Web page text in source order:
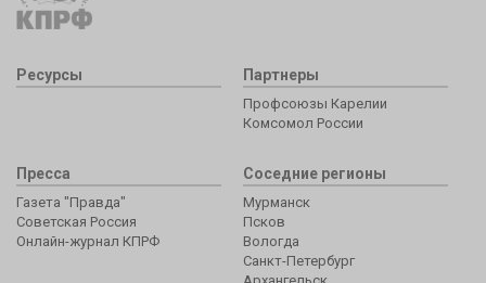
Ресурсы Партнеры
Профсоюзы Карелии
Комсомол России
Пресса
Газета "Правда"
Советская Россия
Онлайн-журнал КПРФ
Соседние регионы
Мурманск
Псков
Вологда
Санкт-Петербург